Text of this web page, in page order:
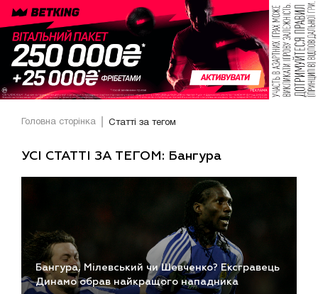
Головна сторінка Статті за тегом
УСІ СТАТТІ ЗА ТЕГОМ: Бангура
Бангура, Мілевський чи Шевченко? Ексгравець
Динамо обрав найкращого нападника